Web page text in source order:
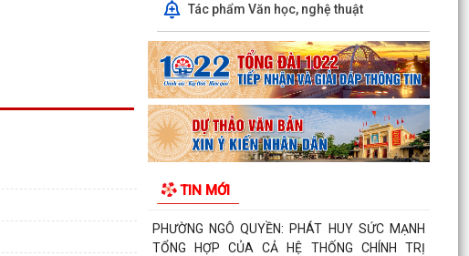
Tác phẩm Văn học, nghệ thuật
TIN MỚI
Phường Ngô Quyền trao tặng sách giáo khoa,
đồng phục cho 307 học sinh có hoàn cảnh khó
khăn trước...
Phường Ngô Quyền đẩy mạnh công tác phòng,
chống ma túy và nhân rộng các mô hình an ninh
trật tự tại...
CHO CHÍNH QUYỀN
PHƯỜNG NGÔ QUYỀN: PHÁT HUY SỨC MẠNH
TỔNG HỢP CỦA CẢ HỆ THỐNG CHÍNH TRỊ